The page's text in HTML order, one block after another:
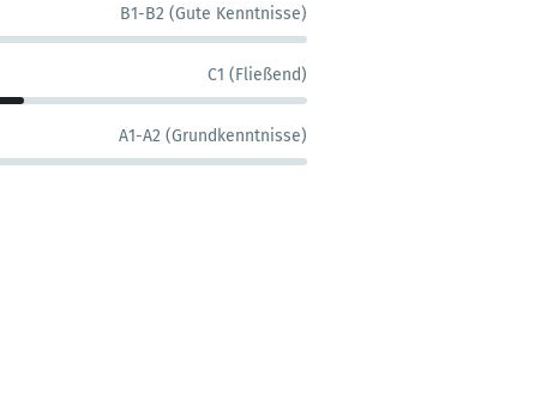
B1-B2 (Gute Kenntnisse)
C1 (Fließend)
A1-A2 (Grundkenntnisse)